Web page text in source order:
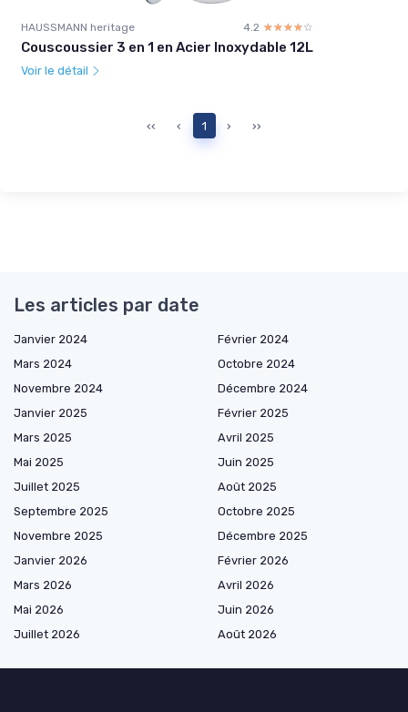
HAUSSMANN heritage 4.2 ☆☆☆☆☆
★★★★★
Couscoussier 3 en 1 en Acier Inoxydable 12L
Voir le détail
‹‹ ‹ 1 › ››
Les articles par date
Janvier 2024
Février 2024
Mars 2024
Octobre 2024
Novembre 2024
Décembre 2024
Janvier 2025
Février 2025
Mars 2025
Avril 2025
Mai 2025
Juin 2025
Juillet 2025
Août 2025
Septembre 2025
Octobre 2025
Novembre 2025
Décembre 2025
Janvier 2026
Février 2026
Mars 2026
Avril 2026
Mai 2026
Juin 2026
Juillet 2026
Août 2026